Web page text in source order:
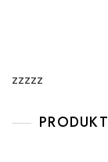
zzzzz